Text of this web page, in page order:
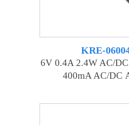
KRE-
6V 0.4A 2.4W AC/
400mA AC/DC